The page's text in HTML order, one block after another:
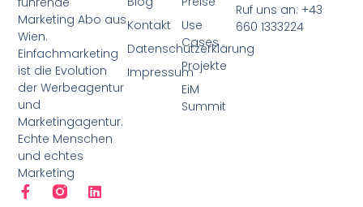
Marketing Abo aus
Wien.
Einfachmarketing
ist die Evolution
der Werbeagentur
und
Marketingagentur.
Echte Menschen
und echtes
Marketing
Use
Cases
Projekte
EiM
Summit
Kontakt
Datenschutzerklärung
Impressum
Ruf uns an: +43
660 1333224